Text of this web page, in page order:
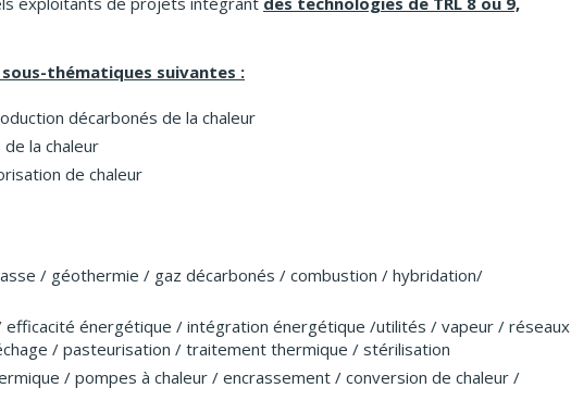
thématiques suivantes :
décarbonés de la chaleur
la chaleur
de chaleur
/ géothermie / gaz décarbonés / combustion / hybridation/
énergétique / intégration énergétique /utilités / vapeur / réseaux
/ pasteurisation / traitement thermique / stérilisation
/ pompes à chaleur / encrassement / conversion de chaleur /